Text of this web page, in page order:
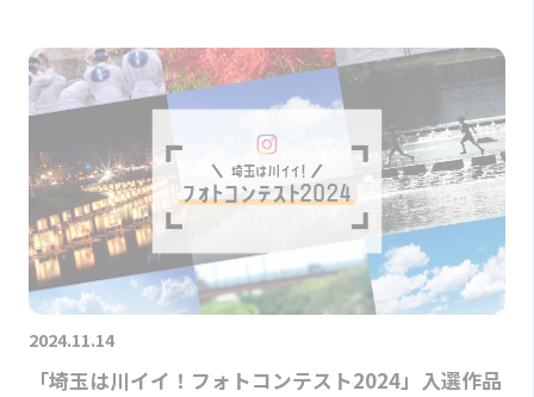
2024.11.14
「埼玉は川イイ！フォトコンテスト2024」入選作品